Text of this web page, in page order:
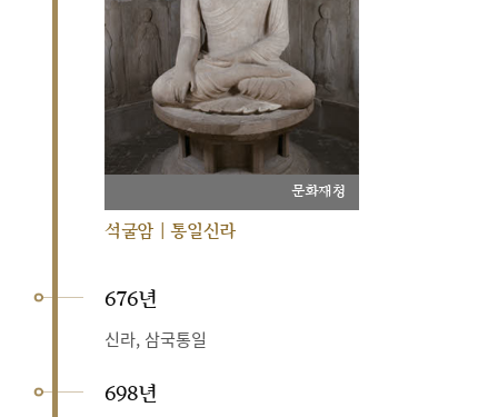
문화재청
석굴암 | 통일신라
676년
신라, 삼국통일
698년